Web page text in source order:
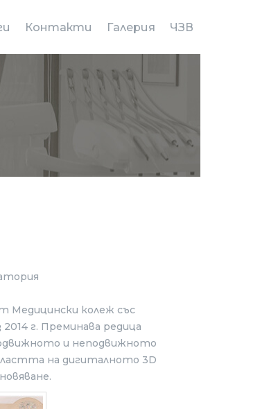
Контакти Галерия ЧЗВ
Медицински колеж със
г. Преминава редица
и неподвижното
на дигиталното 3D